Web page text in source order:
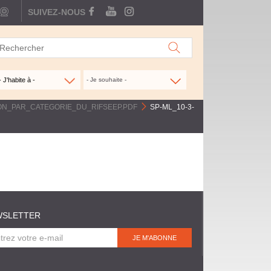
SUIVEZ-NOUS FACEBOOK
YOUTUBEINSTAGRAM
webcam
- Je souhaite -
>
SP-ML_10-3-